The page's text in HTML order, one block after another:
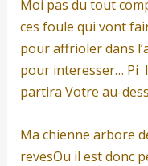
Moi pas du tout
ces foule qui vont
pour affrioler dans
pour interesser… Pi
partira Votre au-
Ma chienne arbore
revesOu il est donc